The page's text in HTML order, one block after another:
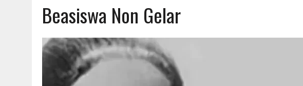
Beasiswa Non Gelar